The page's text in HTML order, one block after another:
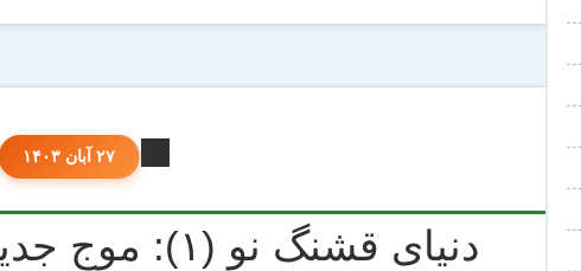
۲۷ آبان ۱۴۰۳
دنیای قشنگ